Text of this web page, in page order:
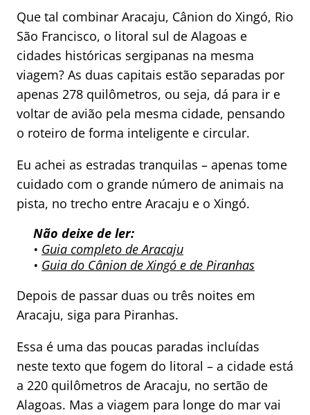
Que tal combinar Aracaju, Cânion do Xingó, Rio
São Francisco, o litoral sul de Alagoas e
cidades históricas sergipanas na mesma
viagem? As duas capitais estão separadas por
apenas 278 quilômetros, ou seja, dá para ir e
voltar de avião pela mesma cidade, pensando
o roteiro de forma inteligente e circular.
Eu achei as estradas tranquilas – apenas tome
cuidado com o grande número de animais na
pista, no trecho entre Aracaju e o Xingó.
Não deixe de ler:
• Guia completo de Aracaju
• Guia do Cânion de Xingó e de Piranhas
Depois de passar duas ou três noites em
Aracaju, siga para Piranhas.
Essa é uma das poucas paradas incluídas
neste texto que fogem do litoral – a cidade está
a 220 quilômetros de Aracaju, no sertão de
Alagoas. Mas a viagem para longe do mar vai